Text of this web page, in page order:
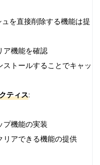
を直接削除する機能は提
ア機能を確認
トールすることでキャッ
ティス:
プ機能の実装
リアできる機能の提供